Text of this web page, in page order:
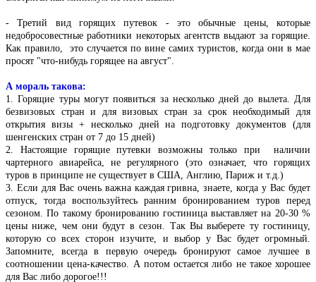
- Третий вид горящих путевок - это обычные цены, которые
недобросовестные работники некоторых агентств выдают за горящие.
Как правило, это случается по вине самих туристов, когда они в мае
просят "что-нибудь горящее на август".
А мораль такова:
1. Горящие туры могут появиться за несколько дней до вылета. Для
безвизовых стран и для визовых стран за срок необходимый для
открытия визы + несколько дней на подготовку документов (для
шенгенских стран от 7 до 15 дней)
2. Настоящие горящие путевки возможны только при наличии
чартерного авиарейса, не регулярного (это означает, что горящих
туров в принципе не существует в США, Англию, Париж и т.д.)
3. Если для Вас очень важна каждая гривна, знаете, когда у Вас будет
отпуск, тогда воспользуйтесь ранним бронированием туров перед
сезоном. По такому бронированию гостиница выставляет на 20-30 %
цены ниже, чем они будут в сезон. Так Вы выберете ту гостиницу,
которую со всех сторон изучите, и выбор у Вас будет огромный.
Запомните, всегда в первую очередь бронируют самое лучшее в
соотношении цена-качество. А потом остается либо не такое хорошее
для Вас либо дорогое!!!